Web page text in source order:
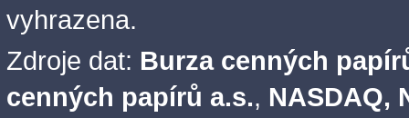
vyhrazena.
Zdroje dat: Burza cenných
cenných papírů a.s., NASDAQ,